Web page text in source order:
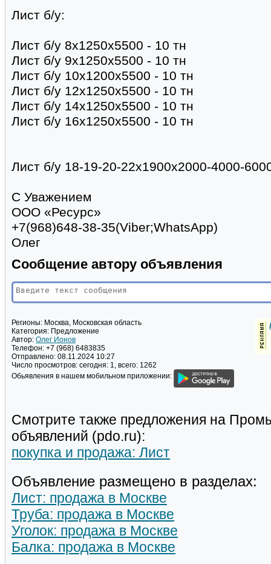
Лист б/у:
Лист б/у 8х1250х5500 - 10 тн
Лист б/у 9х1250х5500 - 10 тн
Лист б/у 10х1200х5500 - 10 тн
Лист б/у 12х1250х5500 - 10 тн
Лист б/у 14х1250х5500 - 10 тн
Лист б/у 16х1250х5500 - 10 тн
Лист б/у 18-19-20-22х1900х2000-4000-
С Уважением
ООО «Ресурс»
+7(968)648-38-35(Viber;WhatsApp)
Олег
Сообщение автору объявления
Регионы: Москва, Московская область
Категория: Предложение
Автор: Олег Ионов
Телефон: +7 (968) 6483835
Отправлено: 08.11.2024 10:27
Число просмотров: сегодня: 1, всего: 1262
Обьявления в нашем мобильном приложении:
Смотрите также предложения на
объявлений (pdo.ru):
покупка и продажа: Лист
Объявление размещено в разделах:
Лист: продажа в Москве
Труба: продажа в Москве
Уголок: продажа в Москве
Балка: продажа в Москве